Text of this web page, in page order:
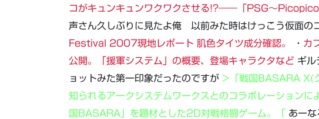
コがキュンキュンワクワクさせる!?――「PSG～
声さん久しぶりに見たよ俺 以前みた時はけっこう仮面の
Festival 2007現地レポート 肌色タイツ成分確認。 ・ カ
公開。「援軍システム」の概要、登場キャラクタなど ギル
ョットみた第一印象だったのですが >「戦国BASARA X(
知られるアークシステムワークスとのコラボレーション
国BASARA」を題材とした2D対戦格闘ゲーム。「
あー